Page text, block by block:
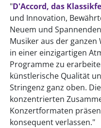
"D'Accord, das
und Innovation,
Neuem und
Musiker aus der
in einer einzigartigen
Programme zu
künstlerische Qualität
Stringenz ganz oben.
konzentrierten
Konzertformaten
konsequent verlassen."